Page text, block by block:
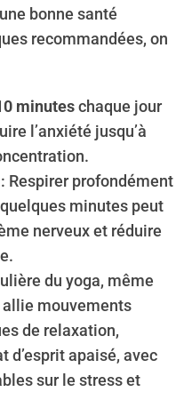
bonne santé
recommandées, on
minuteschaque jour
l’anxiété jusqu’à
Respirer profondément
minutes peut
nerveux et réduire
du yoga, même
allie mouvements
de relaxation,
d’esprit apaisé, avec
sur le stress et